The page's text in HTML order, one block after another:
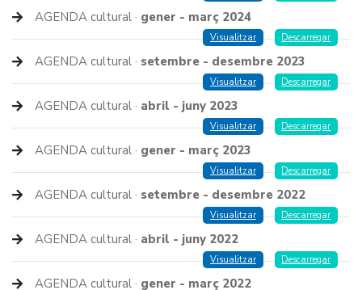
AGENDA cultural · gener - març 2024
Visualitzar Descarregar
AGENDA cultural · setembre - desembre 2023
Visualitzar Descarregar
AGENDA cultural · abril - juny 2023
Visualitzar Descarregar
AGENDA cultural · gener - març 2023
Visualitzar Descarregar
AGENDA cultural · setembre - desembre 2022
Visualitzar Descarregar
AGENDA cultural · abril - juny 2022
Visualitzar Descarregar
AGENDA cultural · gener - març 2022